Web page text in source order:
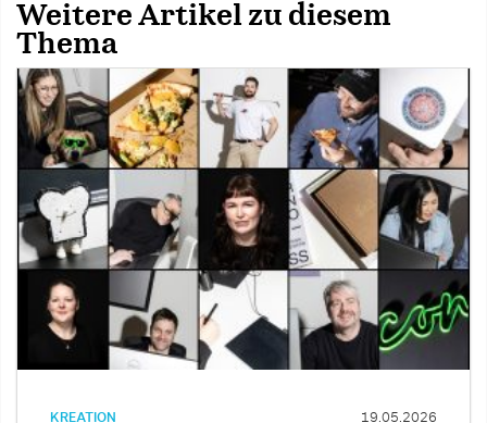
Weitere Artikel zu diesem
Thema
KREATION 19.05.2026